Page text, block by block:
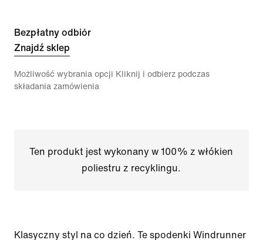
Bezpłatny odbiór
Znajdź sklep
Możliwość wybrania opcji Kliknij i odbierz podczas
składania zamówienia
Ten produkt jest wykonany w 100% z włókien
poliestru z recyklingu.
Klasyczny styl na co dzień. Te spodenki Windrunner